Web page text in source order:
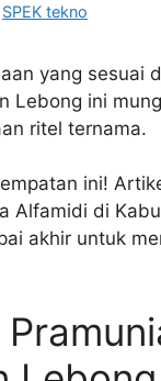
SPEK tekno
yang sesuai
Lebong ini
ritel ternama.
ini!
Alfamidi di
akhir untuk